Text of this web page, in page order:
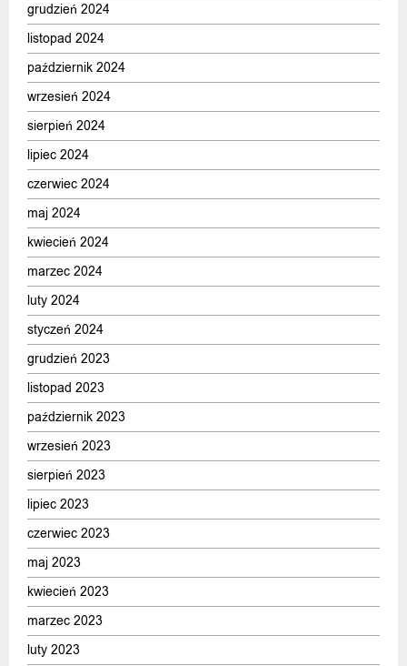
grudzień 2024
listopad 2024
październik 2024
wrzesień 2024
sierpień 2024
lipiec 2024
czerwiec 2024
maj 2024
kwiecień 2024
marzec 2024
luty 2024
styczeń 2024
grudzień 2023
listopad 2023
październik 2023
wrzesień 2023
sierpień 2023
lipiec 2023
czerwiec 2023
maj 2023
kwiecień 2023
marzec 2023
luty 2023